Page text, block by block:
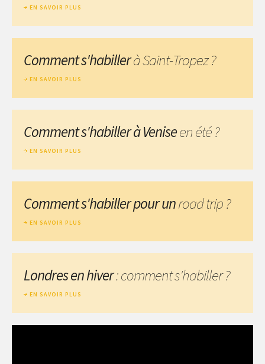
EN SAVOIR PLUS
Comment s'habillerà Saint-Tropez ?
EN SAVOIR PLUS
Comment s'habiller à Veniseen été ?
EN SAVOIR PLUS
Comment s'habiller pour unroad trip ?
EN SAVOIR PLUS
Londres en hiver: comment s'habiller ?
EN SAVOIR PLUS